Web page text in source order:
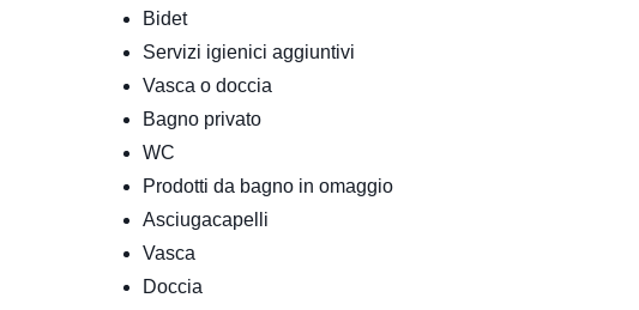
Bidet
Servizi igienici aggiuntivi
Vasca o doccia
Bagno privato
WC
Prodotti da bagno in omaggio
Asciugacapelli
Vasca
Doccia